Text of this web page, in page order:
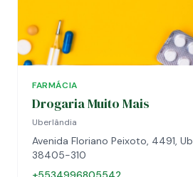
FARMÁCIA
Drogaria Muito Mais
Uberlândia
Avenida Floriano Peixoto, 4491,
38405-310